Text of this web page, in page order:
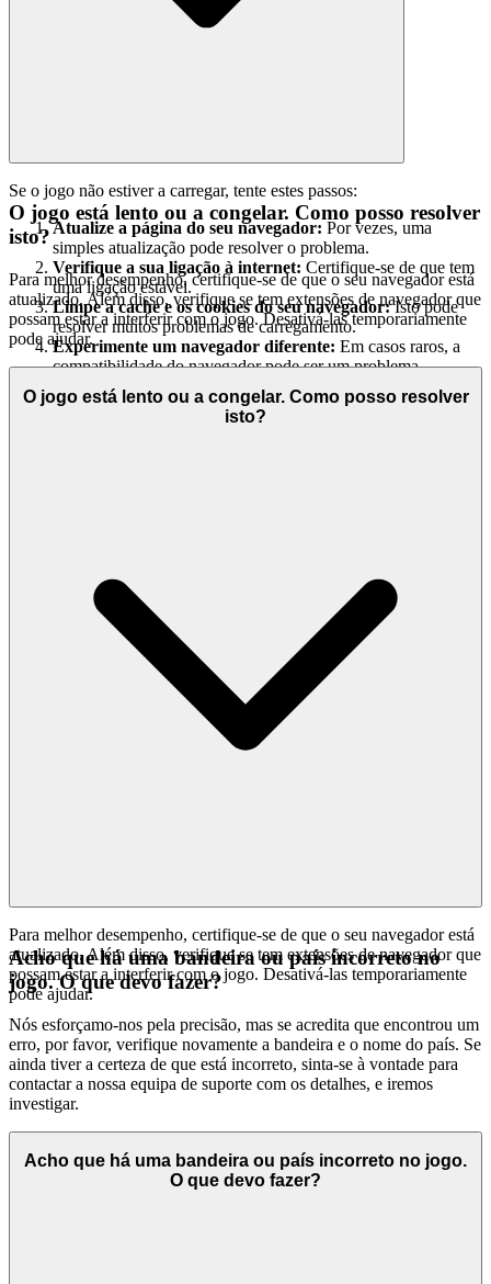
Se o jogo não estiver a carregar, tente estes passos:
Atualize a página do seu navegador: Por vezes, uma
simples atualização pode resolver o problema.
Verifique a sua ligação à internet: Certifique-se de que tem
uma ligação estável.
Limpe a cache e os cookies do seu navegador:Isto pode
resolver muitos problemas de carregamento.
Experimente um navegador diferente: Em casos raros, a
compatibilidade do navegador pode ser um problema.
O jogo está lento ou a congelar. Como posso resolver
isto?
Para melhor desempenho, certifique-se de que o seu navegador está
atualizado. Além disso, verifique se tem extensões de navegador que
possam estar a interferir com o jogo. Desativá-las temporariamente
pode ajudar.
O jogo está lento ou a congelar. Como posso resolver
isto?
Para melhor desempenho, certifique-se de que o seu navegador está
atualizado. Além disso, verifique se tem extensões de navegador que
possam estar a interferir com o jogo. Desativá-las temporariamente
pode ajudar.
Acho que há uma bandeira ou país incorreto no
jogo. O que devo fazer?
Nós esforçamo-nos pela precisão, mas se acredita que encontrou um
erro, por favor, verifique novamente a bandeira e o nome do país. Se
ainda tiver a certeza de que está incorreto, sinta-se à vontade para
contactar a nossa equipa de suporte com os detalhes, e iremos
investigar.
Acho que há uma bandeira ou país incorreto no jogo.
O que devo fazer?